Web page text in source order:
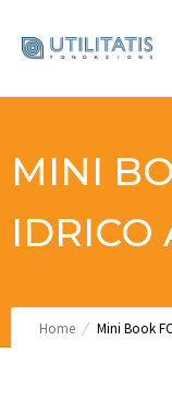
MINI
IDRICO
Home Mini Book